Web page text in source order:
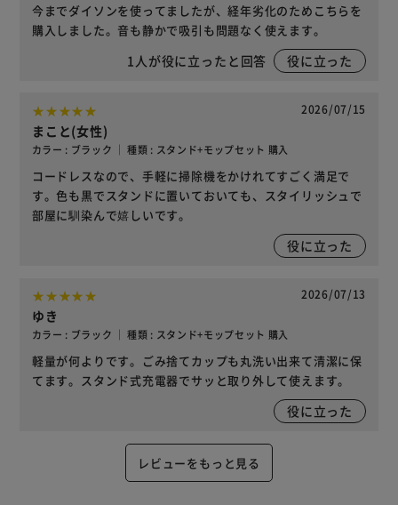
今までダイソンを使ってましたが、経年劣化のためこちらを
購入しました。音も静かで吸引も問題なく使えます。
1 人が役に立ったと回答 役に立った
2026/07/15
まこと(女性)
カラー : ブラック ｜ 種類 : スタンド+モップセット 購入
コードレスなので、手軽に掃除機をかけれてすごく満足で
す。色も黒でスタンドに置いておいても、スタイリッシュで
部屋に馴染んで嬉しいです。
役に立った
2026/07/13
ゆき
カラー : ブラック ｜ 種類 : スタンド+モップセット 購入
軽量が何よりです。ごみ捨てカップも丸洗い出来て清潔に保
てます。スタンド式充電器でサッと取り外して使えます。
役に立った
レビューをもっと見る